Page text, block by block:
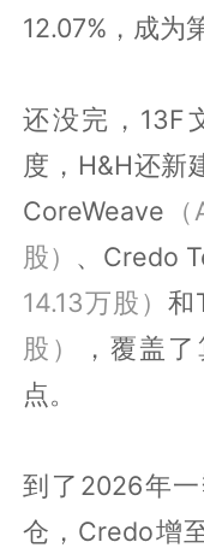
12.07%，成为
还没完，13F
度，H&H还新
CoreWeave
股） 、Credo
14.13万股）和
股）
，覆盖
点。
到了2026年
仓，Credo增